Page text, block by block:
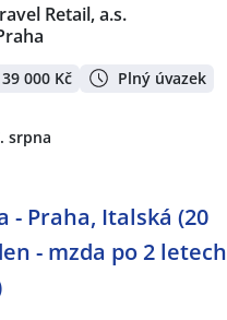
Retail, a.s.
000 Kč Plný úvazek
srpna
- Praha, Italská (20
- mzda po 2 letech